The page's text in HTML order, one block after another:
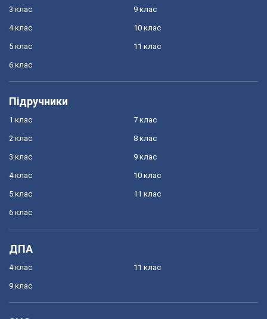
3 клас
4 клас
5 клас
6 клас
9 клас
10 клас
11 клас
Підручники
1 клас
2 клас
3 клас
4 клас
5 клас
6 клас
7 клас
8 клас
9 клас
10 клас
11 клас
ДПА
4 клас
9 клас
11 клас